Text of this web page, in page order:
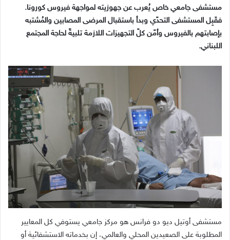
مستشفى جامعي خاص يُعرب عن جهوزيته لمواجهة فيروس كورونا.
فقَبِل المستشفى التحدّي وبدأ باستقبال المرضى المصابين والمُشتبه
بإصابتهم بالفيروس وأمّن كلّ التجهيزات اللازمة تلبيةً لحاجة المجتمع
اللبناني.
مستشفى أوتيل ديو دو فرانس هو مركز جامعي يستوفي كل المعايير
المطلوبة على الصعيدين المحلي والعالمي، إن بخدماته الاستشفائية أو